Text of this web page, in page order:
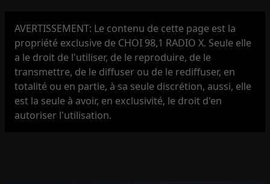
AVERTISSEMENT: Le contenu de cette page est la
propriété exclusive de CHOI 98,1 RADIO X. Seule elle
a le droit de l'utiliser, de le reproduire, de le
transmettre, de le diffuser ou de le rediffuser, en
totalité ou en partie, à sa seule discrétion, aussi, elle
est la seule à avoir, en exclusivité, le droit d'en
autoriser l'utilisation.